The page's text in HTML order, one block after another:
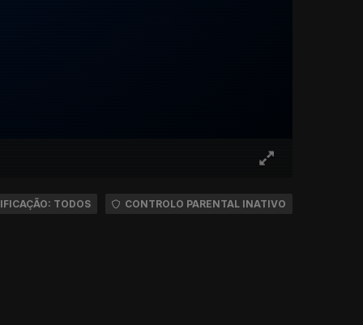
TODOS CONTROLO PARENTAL INATIVO